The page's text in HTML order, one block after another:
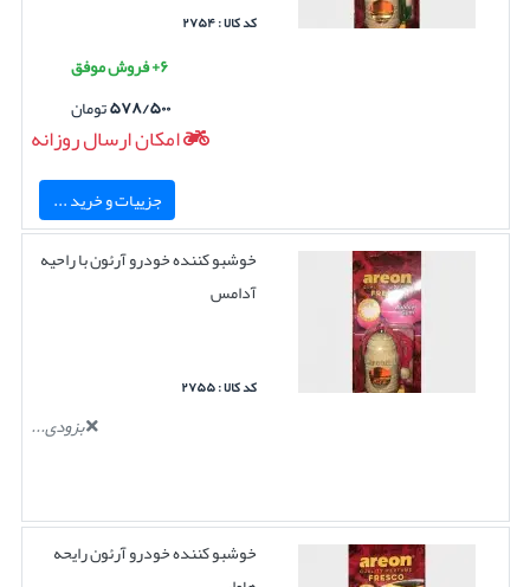
کد کالا : ۲۷۵۴
۶+ فروش موفق
۵۷۸/۵۰۰تومان
امکان ارسال روزانه
جزییات و خرید ...
خوشبو کننده خودرو آرئون با راحیه
آدامس
کد کالا : ۲۷۵۵
بزودی...
خوشبو کننده خودرو آرئون رایحه